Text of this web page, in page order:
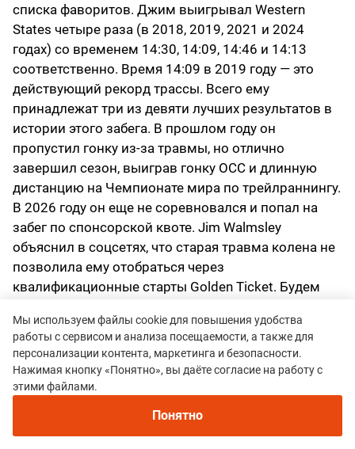
списка фаворитов. Джим выигрывал Western
States четыре раза (в 2018, 2019, 2021 и 2024
годах) со временем 14:30, 14:09, 14:46 и 14:13
соответственно. Время 14:09 в 2019 году — это
действующий рекорд трассы. Всего ему
принадлежат три из девяти лучших результатов в
истории этого забега. В прошлом году он
пропустил гонку из-за травмы, но отлично
завершил сезон, выиграв гонку OCC и длинную
дистанцию на Чемпионате мира по трейлраннингу.
В 2026 году он еще не соревновался и попал на
забег по спонсорской квоте. Jim Walmsley
объяснил в соцсетях, что старая травма колена не
позволила ему отобраться через
квалификационные старты Golden Ticket. Будем
милям. Если так, то он — главный претендент на
золото.
Adam Peterman
Наряду с Kilian Jornet и Jim Walmsley, Adam
Мы используем файлы cookie для повышения удобства
работы с сервисом и анализа посещаемости, а также для
персонализации контента, маркетинга и безопасности.
Нажимая кнопку «Понятно», вы даёте согласие на работу с
этими файлами.
Понятно